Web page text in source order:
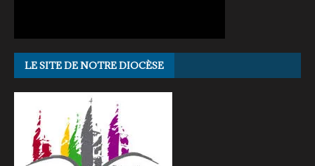
LE SITE DE NOTRE DIOCÈSE